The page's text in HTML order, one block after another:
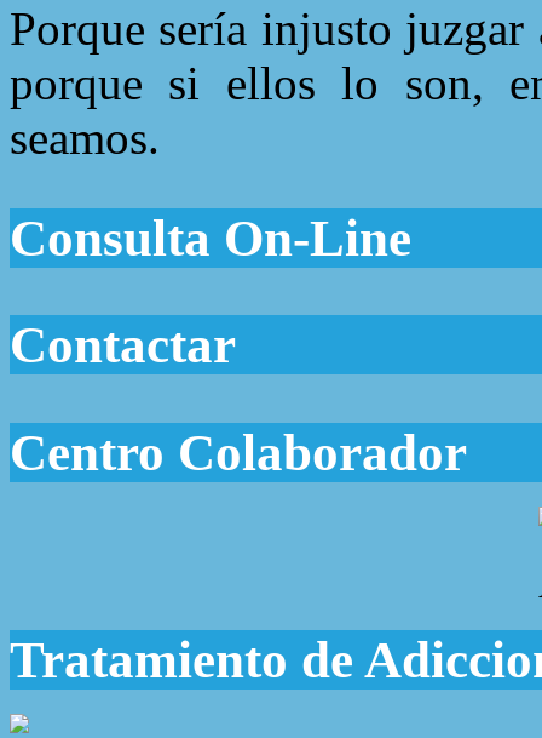
Porque sería injusto juzgar
porque si ellos lo son,
seamos.
Consulta On-Line
Contactar
Centro Colaborador
Tratamiento de